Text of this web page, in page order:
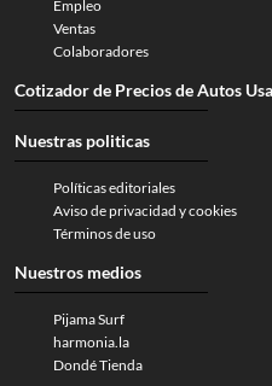
Empleo
Ventas
Colaboradores
Cotizador de Precios de Autos
Nuestras politicas
Políticas editoriales
Aviso de privacidad y cookies
Términos de uso
Nuestros medios
Pijama Surf
harmonia.la
Dondé Tienda